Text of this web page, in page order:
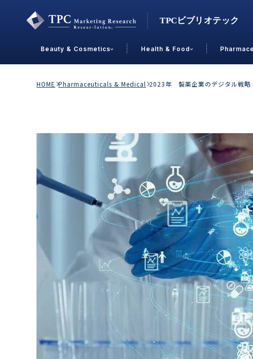
Beauty & Cosmetics Health & Food
業界で選ぶ
Contact Us
スキンケア
メイクアップ
ヘアケア
敏感肌・アトピー
OEM
美容室・サロン
海外
美容食品
その他
Health & Food
加工食品
飲料
菓子
ＰＢＦ
冷食
業務用
食品添加物
R&D
海外
Pharmaceuticals & Medical
呼吸器・免疫
循環器・代謝
泌尿器・婦人
デジタル・Dtx
Chemical & Life
ファイン・スペシャリ
プラスチック・容器・
農薬・農業資材
ライフサイエンス
戦略
HOME Pharmaceuticals & Medical 2023年 製薬企業のデジタル戦略